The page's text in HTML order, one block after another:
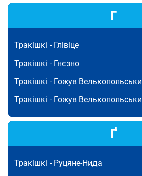
Г
Тракішкі - Глівіце
Тракішкі - Гнєзно
Тракішкі - Гожув
Тракішкі - Гожув
Ґ
Тракішкі - Руцяне-Нида